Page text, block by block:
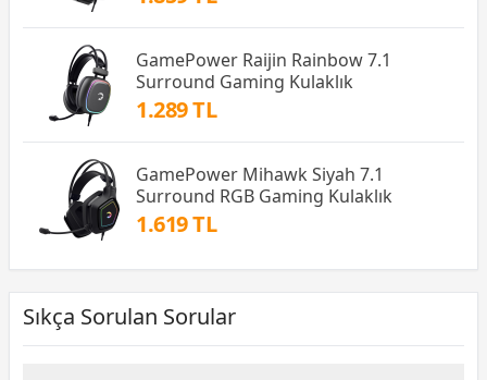
GamePower Raijin Rainbow 7.1
Surround Gaming Kulaklık
1.289 TL
GamePower Mihawk Siyah 7.1
Surround RGB Gaming Kulaklık
1.619 TL
Sıkça Sorulan Sorular